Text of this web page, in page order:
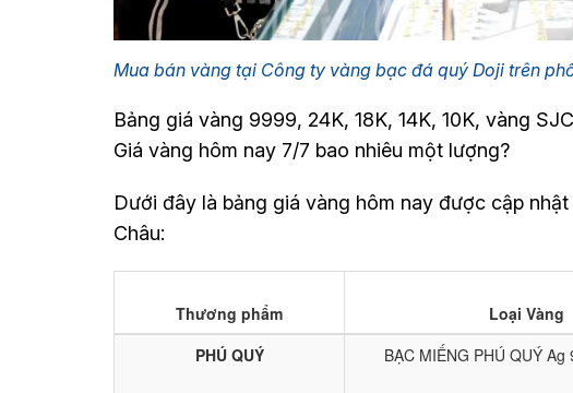
Mua bán vàng tại Công ty vàng bạc đá quý Doji trên
Bảng giá vàng 9999, 24K, 18K, 14K, 10K, vàng
Giá vàng hôm nay 7/7 bao nhiêu một lượng?
Dưới đây là bảng giá vàng hôm nay được cập
Châu: